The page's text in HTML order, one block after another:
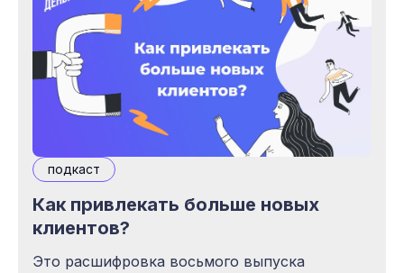
подкаст
Как привлекать больше новых
клиентов?
Это расшифровка восьмого выпуска